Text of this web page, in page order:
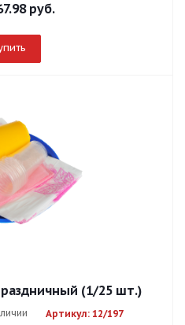
руб.
(1/25 шт.)
Артикул: 12/197